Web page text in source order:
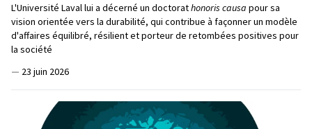
L'Université Laval lui a décerné un doctorathonoris causa pour sa
vision orientée vers la durabilité, qui contribue à façonner un modèle
d'affaires équilibré, résilient et porteur de retombées positives pour
la société
— 23 juin 2026